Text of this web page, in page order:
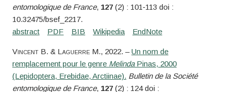
entomologique de France, 127(2) : 101‑113 doi :
10.32475/bsef_2217.
VincentB. & LaguerreM., 2022. –Un nom de
remplacement pour le genre MelindaPinas, 2000
(Lepidoptera, Erebidae, Arctiinae). Bulletin de la Société
entomologique de France, 127(2) : 124 doi :